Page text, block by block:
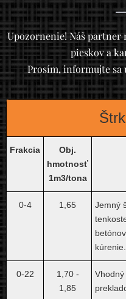
Upozornenie! Náš partner
pieskov a
Prosím, informujte sa
Frakcia
Obj.
hmotnosť
1m3/tona
0-4 1,65
Jemný
kúrenie.
0-22
1,70 -
1,85
Vhodný